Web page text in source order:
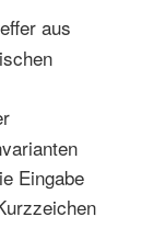
aus
Eingabe